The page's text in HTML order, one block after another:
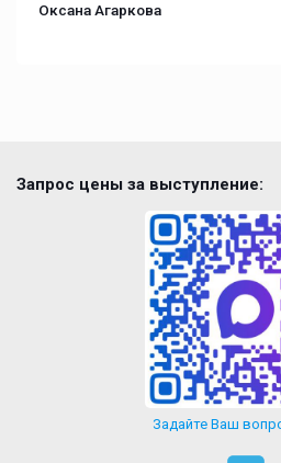
Оксана Агаркова
Запрос цены за выступление:
Задайте Ваш